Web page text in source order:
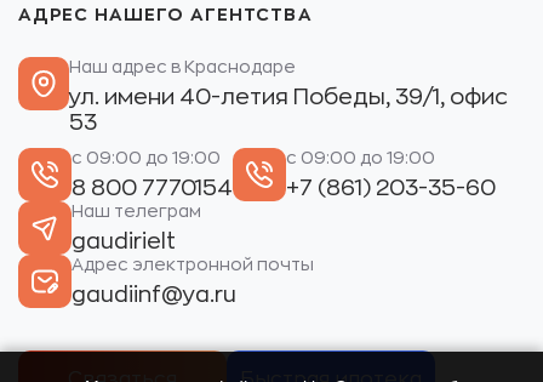
АДРЕС НАШЕГО АГЕНТСТВА
Наш адрес в Краснодаре
ул. имени 40-летия Победы, 39/1, офис
53
с 09:00 до 19:00
8 800 7770154
с 09:00 до 19:00
+7 (861) 203-35-60
Наш телеграм
gaudirielt
Адрес электронной почты
gaudiinf@ya.ru